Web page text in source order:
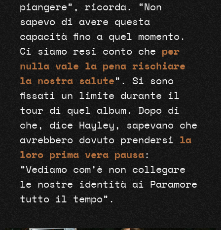
piangere”, ricorda. “Non
sapevo di avere questa
capacità fino a quel momento.
Ci siamo resi conto che per
nulla vale la pena rischiare
la nostra salute ”. Si sono
fissati un limite durante il
tour di quel album. Dopo di
che, dice Hayley, sapevano che
avrebbero dovuto prendersi la
loro prima vera pausa:
“Vediamo com’è non collegare
le nostre identità ai Paramore
tutto il tempo”.